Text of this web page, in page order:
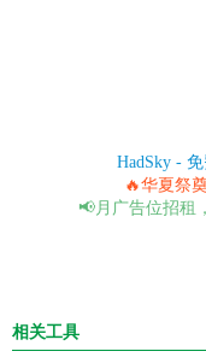
HadSky -
🔥华夏祭
📢月广告位招租
相关工具